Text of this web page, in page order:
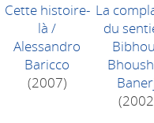
Cette histoire-
là /
Alessandro
Baricco
(2007)
La
du